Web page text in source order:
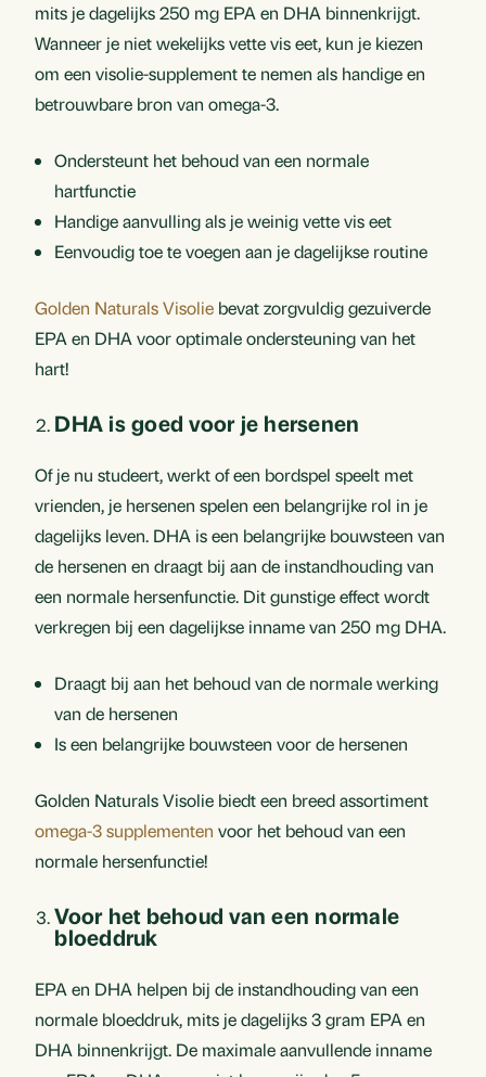
mits je dagelijks 250 mg EPA en DHA binnenkrijgt.
Wanneer je niet wekelijks vette vis eet, kun je kiezen
om een visolie-supplement te nemen als handige en
betrouwbare bron van omega-3.
Ondersteunt het behoud van een normale
hartfunctie
Handige aanvulling als je weinig vette vis eet
Eenvoudig toe te voegen aan je dagelijkse routine
Golden Naturals Visolie bevat zorgvuldig gezuiverde
EPA en DHA voor optimale ondersteuning van het
hart!
DHA is goed voor je hersenen
Of je nu studeert, werkt of een bordspel speelt met
vrienden, je hersenen spelen een belangrijke rol in je
dagelijks leven. DHA is een belangrijke bouwsteen van
de hersenen en draagt bij aan de instandhouding van
een normale hersenfunctie. Dit gunstige effect wordt
verkregen bij een dagelijkse inname van 250 mg DHA.
Draagt bij aan het behoud van de normale werking
van de hersenen
Is een belangrijke bouwsteen voor de hersenen
Golden Naturals Visolie biedt een breed assortiment
omega-3 supplementen voor het behoud van een
normale hersenfunctie!
Voor het behoud van een normale
bloeddruk
EPA en DHA helpen bij de instandhouding van een
normale bloeddruk, mits je dagelijks 3 gram EPA en
DHA binnenkrijgt. De maximale aanvullende inname